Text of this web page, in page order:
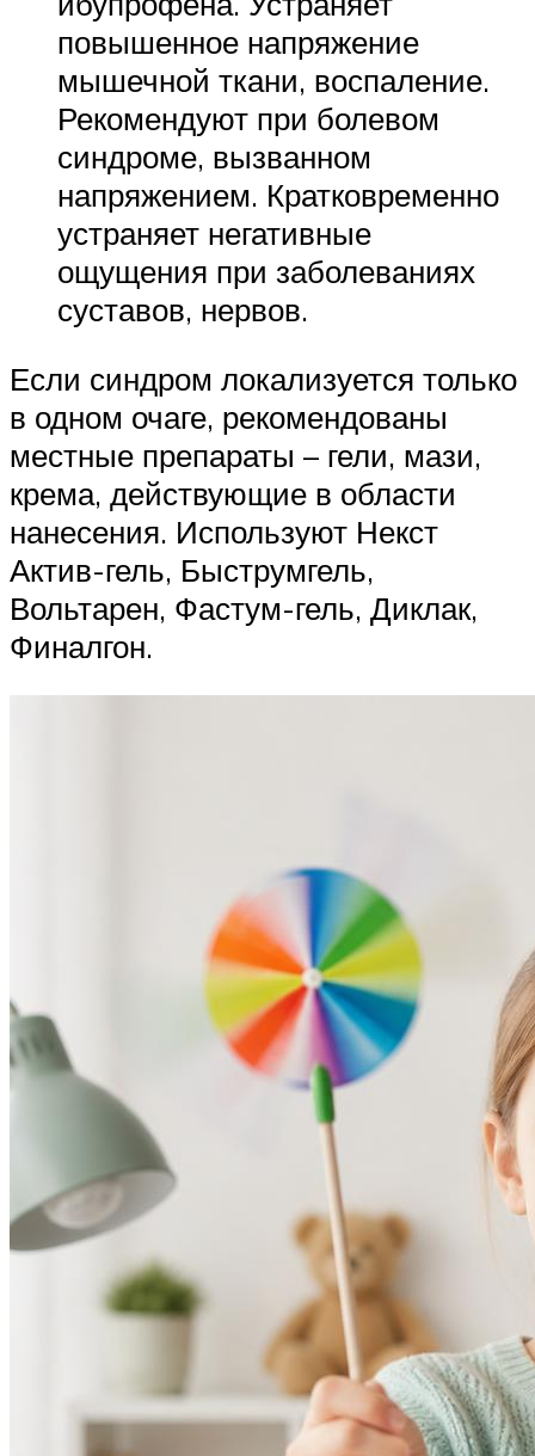
повышенное напряжение
мышечной ткани, воспаление.
Рекомендуют при болевом
синдроме, вызванном
напряжением. Кратковременно
устраняет негативные
ощущения при заболеваниях
суставов, нервов.
Если синдром локализуется только
в одном очаге, рекомендованы
местные препараты – гели, мази,
крема, действующие в области
нанесения. Используют Некст
Актив-гель, Быструмгель,
Вольтарен, Фастум-гель, Диклак,
Финалгон.